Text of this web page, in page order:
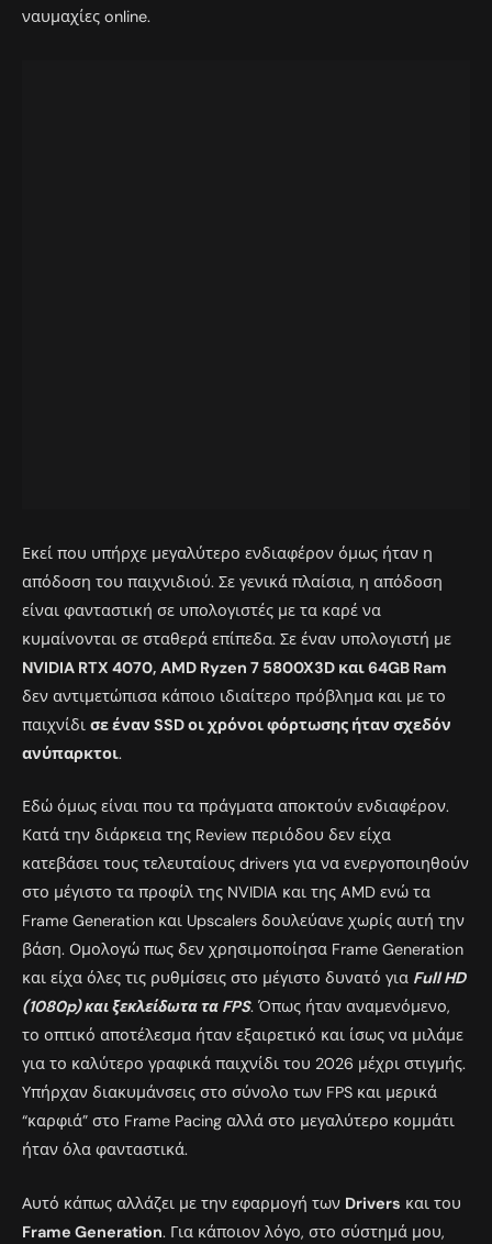
ναυμαχίες online.
Εκεί που υπήρχε μεγαλύτερο ενδιαφέρον όμως ήταν η
απόδοση του παιχνιδιού. Σε γενικά πλαίσια, η απόδοση
είναι φανταστική σε υπολογιστές με τα καρέ να
κυμαίνονται σε σταθερά επίπεδα. Σε έναν υπολογιστή με
NVIDIA RTX 4070, AMD Ryzen 7 5800X3D και 64GB Ram
δεν αντιμετώπισα κάποιο ιδιαίτερο πρόβλημα και με το
παιχνίδι σε έναν SSD οι χρόνοι φόρτωσης ήταν σχεδόν
ανύπαρκτοι.
Εδώ όμως είναι που τα πράγματα αποκτούν ενδιαφέρον.
Κατά την διάρκεια της Review περιόδου δεν είχα
κατεβάσει τους τελευταίους drivers για να ενεργοποιηθούν
στο μέγιστο τα προφίλ της NVIDIA και της AMD ενώ τα
Frame Generation και Upscalers δουλεύανε χωρίς αυτή την
βάση. Ομολογώ πως δεν χρησιμοποίησα Frame Generation
και είχα όλες τις ρυθμίσεις στο μέγιστο δυνατό για Full HD
(1080p) και ξεκλείδωτα τα FPS. Όπως ήταν αναμενόμενο,
το οπτικό αποτέλεσμα ήταν εξαιρετικό και ίσως να μιλάμε
για το καλύτερο γραφικά παιχνίδι του 2026 μέχρι στιγμής.
Υπήρχαν διακυμάνσεις στο σύνολο των FPS και μερικά
“καρφιά” στο Frame Pacing αλλά στο μεγαλύτερο κομμάτι
ήταν όλα φανταστικά.
Αυτό κάπως αλλάζει με την εφαρμογή των Drivers και του
Frame Generation. Για κάποιον λόγο, στο σύστημά μου,